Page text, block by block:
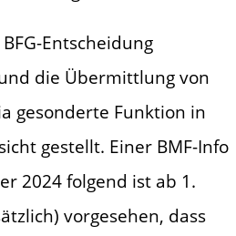
Entscheidung
die Übermittlung von
gesonderte Funktion in
gestellt. Einer BMF-Info
2024 folgend ist ab 1.
vorgesehen, dass